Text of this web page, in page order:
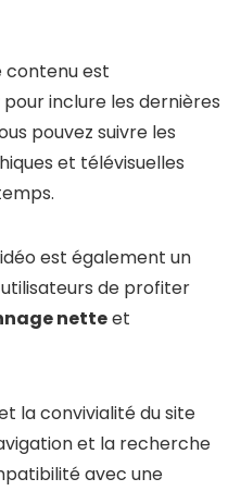
contenu est
pour inclure les dernières
pouvez suivre les
et télévisuelles
est également un
de profiter
netteet
la convivialité du site
et la recherche
avec une